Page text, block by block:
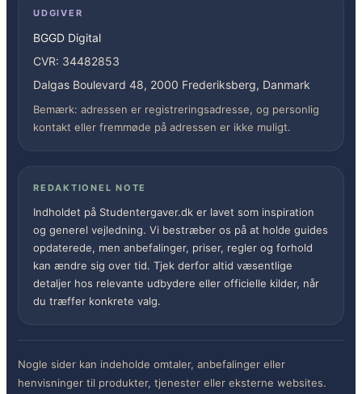
UDGIVER
BGGD Digital
CVR: 34482853
Dalgas Boulevard 48, 2000 Frederiksberg, Danmark
Bemærk: adressen er registreringsadresse, og personlig
kontakt eller fremmøde på adressen er ikke muligt.
REDAKTIONEL NOTE
Indholdet på Studentergaver.dk er lavet som inspiration
og generel vejledning. Vi bestræber os på at holde guides
opdaterede, men anbefalinger, priser, regler og forhold
kan ændre sig over tid. Tjek derfor altid væsentlige
detaljer hos relevante udbydere eller officielle kilder, når
du træffer konkrete valg.
Nogle sider kan indeholde omtaler, anbefalinger eller
henvisninger til produkter, tjenester eller eksterne websites.